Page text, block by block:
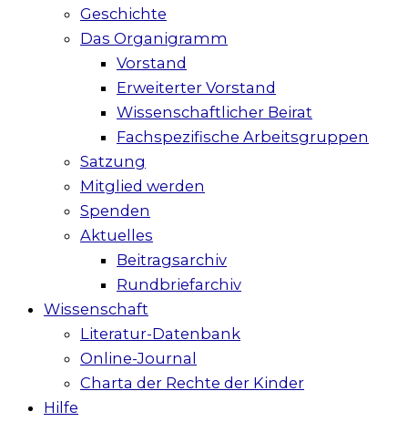
Geschichte
Das Organigramm
Vorstand
Erweiterter Vorstand
Wissenschaftlicher Beirat
Fachspezifische Arbeitsgruppen
Satzung
Mitglied werden
Spenden
Aktuelles
Beitragsarchiv
Rundbriefarchiv
Wissenschaft
Literatur-Datenbank
Online-Journal
Charta der Rechte der Kinder
Hilfe